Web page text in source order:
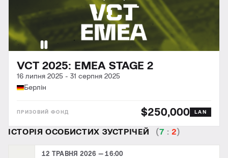
VCT 2025: EMEA STAGE 2
16 липня 2025 - 31 серпня 2025
Берлін
$250,000 LAN
ІСТОРІЯ ОСОБИСТИХ ЗУСТРІЧЕЙ (7 : 2)
12 ТРАВНЯ 2026 — 16:00